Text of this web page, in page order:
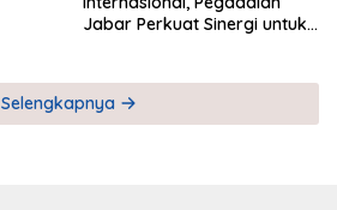
Jabar Perkuat Sinergi untuk
Selengkapnya